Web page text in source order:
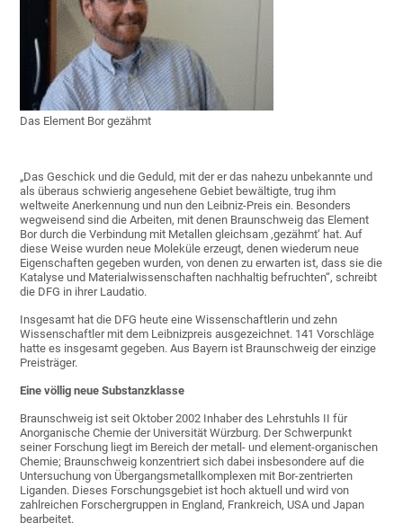
Das Element Bor gezähmt
„Das Geschick und die Geduld, mit der er das nahezu unbekannte und
als überaus schwierig angesehene Gebiet bewältigte, trug ihm
weltweite Anerkennung und nun den Leibniz-Preis ein. Besonders
wegweisend sind die Arbeiten, mit denen Braunschweig das Element
Bor durch die Verbindung mit Metallen gleichsam ‚gezähmt‘ hat. Auf
diese Weise wurden neue Moleküle erzeugt, denen wiederum neue
Eigenschaften gegeben wurden, von denen zu erwarten ist, dass sie die
Katalyse und Materialwissenschaften nachhaltig befruchten“, schreibt
die DFG in ihrer Laudatio.
Insgesamt hat die DFG heute eine Wissenschaftlerin und zehn
Wissenschaftler mit dem Leibnizpreis ausgezeichnet. 141 Vorschläge
hatte es insgesamt gegeben. Aus Bayern ist Braunschweig der einzige
Preisträger.
Eine völlig neue Substanzklasse
Braunschweig ist seit Oktober 2002 Inhaber des Lehrstuhls II für
Anorganische Chemie der Universität Würzburg. Der Schwerpunkt
seiner Forschung liegt im Bereich der metall- und element-organischen
Chemie; Braunschweig konzentriert sich dabei insbesondere auf die
Untersuchung von Übergangsmetallkomplexen mit Bor-zentrierten
Liganden. Dieses Forschungsgebiet ist hoch aktuell und wird von
zahlreichen Forschergruppen in England, Frankreich, USA und Japan
bearbeitet.